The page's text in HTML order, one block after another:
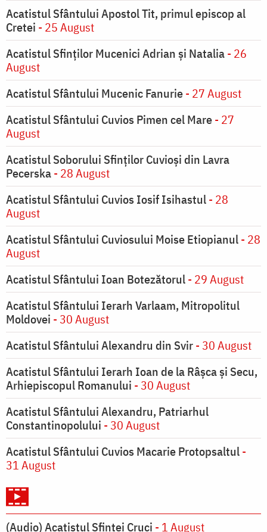
Acatistul Sfântului Apostol Tit, primul episcop al
Cretei - 25 August
Acatistul Sfinților Mucenici Adrian și Natalia- 26
August
Acatistul Sfântului Mucenic Fanurie- 27 August
Acatistul Sfântului Cuvios Pimen cel Mare- 27
August
Acatistul Soborului Sfinților Cuvioși din Lavra
Pecerska- 28 August
Acatistul Sfântului Cuvios Iosif Isihastul- 28
August
Acatistul Sfântului Cuviosului Moise Etiopianul- 28
August
Acatistul Sfântului Ioan Botezătorul- 29 August
Acatistul Sfântului Ierarh Varlaam, Mitropolitul
Moldovei - 30 August
Acatistul Sfântului Alexandru din Svir- 30 August
Acatistul Sfântului Ierarh Ioan de la Râşca şi Secu,
Arhiepiscopul Romanului - 30 August
Acatistul Sfântului Alexandru, Patriarhul
Constantinopolului - 30 August
Acatistul Sfântului Cuvios Macarie Protopsaltul-
31 August
(Audio) Acatistul Sfintei Cruci - 1 August